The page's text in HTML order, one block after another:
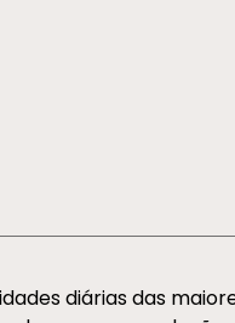
diárias das